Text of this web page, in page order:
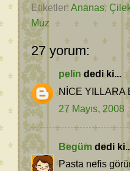
Etiketler:Ananas,
Muz
27 yorum:
pelin dedi ki...
NİCE YILLARA
27 Mayıs, 2008
Begüm dedi
Pasta nefis